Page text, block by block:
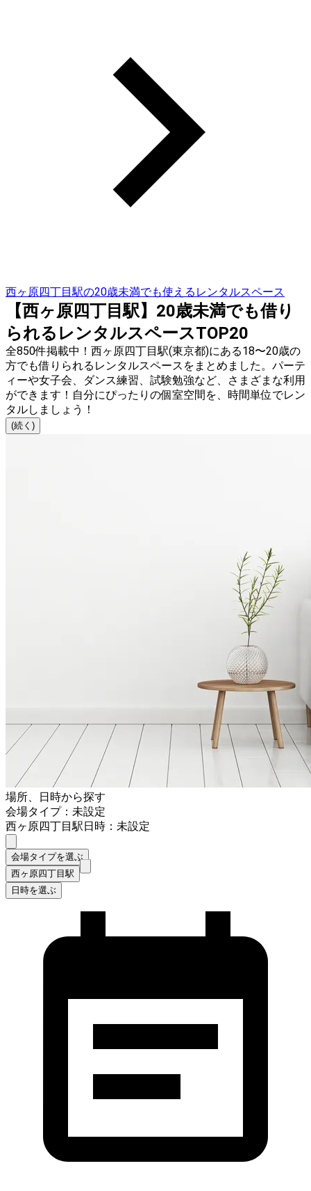
西ヶ原四丁目駅の20歳未満でも使えるレンタルスペース
【西ヶ原四丁目駅】20歳未満でも借り
られるレンタルスペースTOP20
全850件掲載中！西ヶ原四丁目駅(東京都)にある18〜20歳の
方でも借りられるレンタルスペースをまとめました。パーテ
ィーや女子会、ダンス練習、試験勉強など、さまざまな利用
ができます！自分にぴったりの個室空間を、時間単位でレン
タルしましょう！
(続く)
場所、日時から探す
会場タイプ：未設定
西ヶ原四丁目駅日時：未設定
会場タイプを選ぶ
西ヶ原四丁目駅
日時を選ぶ